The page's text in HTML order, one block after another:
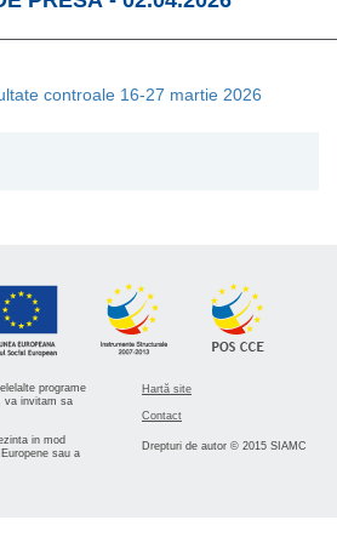
controale 16-27 martie 2026
programe
va invitam sa
in mod
sau a
Hartă site
Contact
Drepturi de autor © 2015 SIAMC